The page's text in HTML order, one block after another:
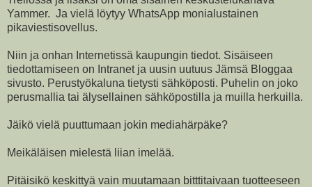
Yammer. Ja vielä löytyy WhatsApp monialustainen
pikaviestisovellus.
Niin ja onhan Internetissä kaupungin tiedot. Sisäiseen
tiedottamiseen on Intranet ja uusin uutuus Jämsä Bloggaa
sivusto. Perustyökaluna tietysti sähköposti. Puhelin on joko
perusmallia tai älysellainen sähköpostilla ja muilla herkuilla.
Jäikö vielä puuttumaan jokin mediahärpäke?
Meikäläisen mielestä liian imelää.
Pitäisikö keskittyä vain muutamaan bitttitaivaan tuotteeseen